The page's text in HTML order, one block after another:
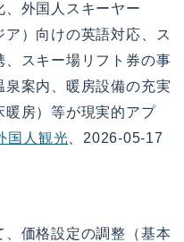
、外国人スキーヤー
ア）向けの英語対応、ス
、スキー場リフト券の事
案内、暖房設備の充実
暖房）等が現実的アプ
国人観光 、2026-05-17
価格設定の調整（基本